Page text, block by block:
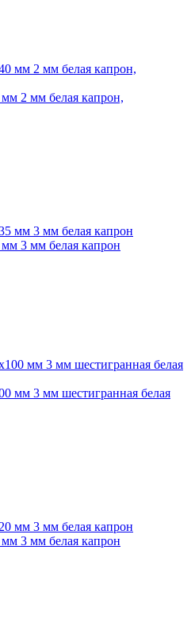
мм 2 мм белая капрон,
мм 3 мм белая капрон
мм 3 мм шестигранная белая
мм 3 мм белая капрон